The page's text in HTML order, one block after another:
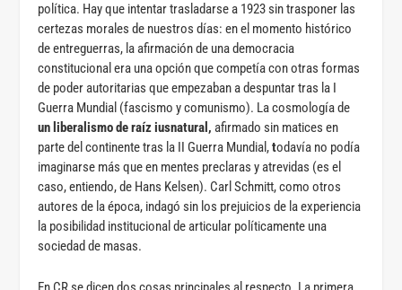
política. Hay que intentar trasladarse a 1923 sin trasponer las
certezas morales de nuestros días: en el momento histórico
de entreguerras, la afirmación de una democracia
constitucional era una opción que competía con otras formas
de poder autoritarias que empezaban a despuntar tras la I
Guerra Mundial (fascismo y comunismo). La cosmología de
un liberalismo de raíz iusnatural, afirmado sin matices en
parte del continente tras la II Guerra Mundial,todavía no podía
imaginarse más que en mentes preclaras y atrevidas (es el
caso, entiendo, de Hans Kelsen). Carl Schmitt, como otros
autores de la época, indagó sin los prejuicios de la experiencia
la posibilidad institucional de articular políticamente una
sociedad de masas.